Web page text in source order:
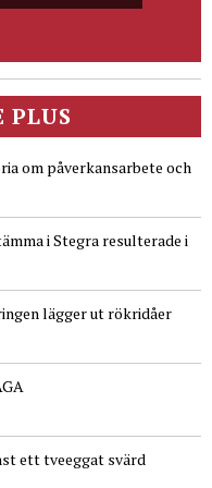
PLUS
om påverkansarbete och
i Stegra resulterade i
lägger ut rökridåer
ett tveeggat svärd